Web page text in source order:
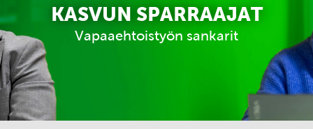
KASVUN SPARRAAJAT
Vapaaehtoistyön sankarit